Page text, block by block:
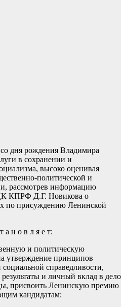
дня рождения Владимира
в сохранении и
высоко оценивая
политической и
рассмотрев информацию
ЦК КПРФ Д.Г. Новикова о
по присуждению Ленинской
н о в л я е т:
и политическую
утверждение принципов
справедливости,
и личный вклад в дело
присвоить Ленинскую премию
кандидатам: